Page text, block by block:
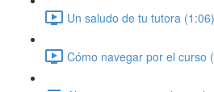
Un saludo de tu tutora (1:06)
Cómo navegar por el curso